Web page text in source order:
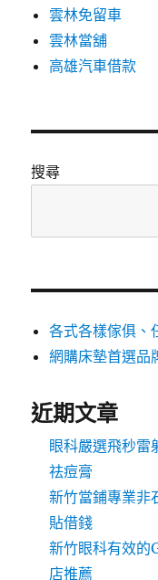
雲林免留車
雲林當舖
高雄汽車借款
搜尋
各式各樣傢俱、
網購床墊首選品
近期文章
眼科嚴選飛秒雷
祛痘膏
新竹當鋪專業非
貼借錢
新竹眼科有效的
店推薦